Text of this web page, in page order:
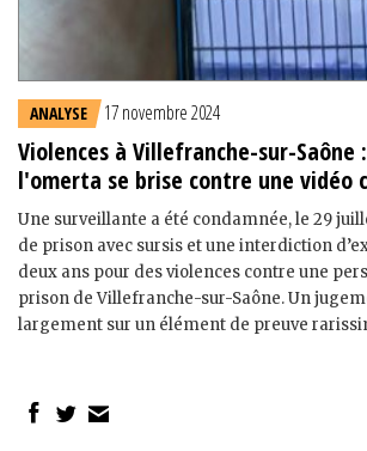
ANALYSE 17 novembre 2024
Violences à Villefranche-sur-Saône
l'omerta se brise contre une vidéo
Une surveillante a été condamnée, le 29
de prison avec sursis et une interdiction
deux ans pour des violences contre une
prison de Villefranche-sur-Saône. Un
largement sur un élément de preuve